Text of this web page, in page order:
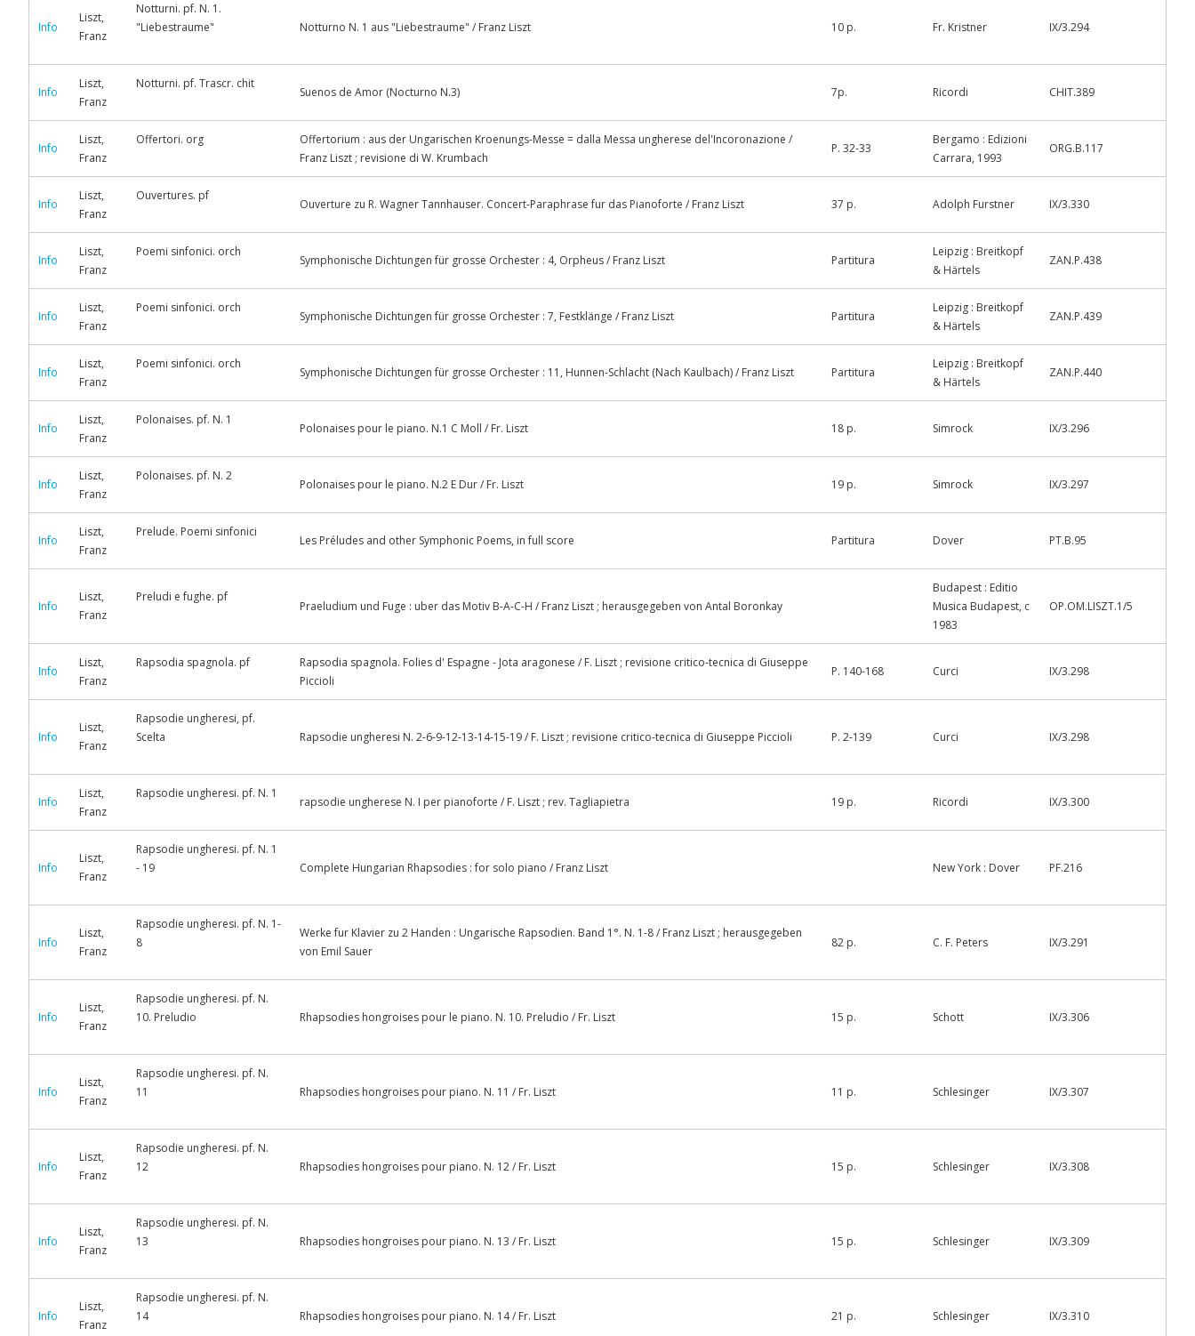
Info
Liszt,
Franz
Notturni. pf. N. 1.
"Liebestraume"
Notturno N. 1 aus "Liebestraume" / Franz Liszt 10 p. Fr. Kristner IX/3.294
Info
Liszt,
Franz
Notturni. pf. Trascr. chit
Suenos de Amor (Nocturno N.3) 7p. Ricordi CHIT.389
Info
Liszt,
Franz
Offertori. org
Offertorium : aus der Ungarischen Kroenungs-Messe = dalla Messa ungherese del'Incoronazione /
Franz Liszt ; revisione di W. Krumbach
P. 32-33
Bergamo : Edizioni
Carrara, 1993
ORG.B.117
Info
Liszt,
Franz
Ouvertures. pf
Ouverture zu R. Wagner Tannhauser. Concert-Paraphrase fur das Pianoforte / Franz Liszt 37 p. Adolph Furstner IX/3.330
Info
Liszt,
Franz
Poemi sinfonici. orch
Symphonische Dichtungen für grosse Orchester : 4, Orpheus / Franz Liszt Partitura
Leipzig : Breitkopf
& Härtels
ZAN.P.438
Info
Liszt,
Franz
Poemi sinfonici. orch
Symphonische Dichtungen für grosse Orchester : 7, Festklänge / Franz Liszt Partitura
Leipzig : Breitkopf
& Härtels
ZAN.P.439
Info
Liszt,
Franz
Poemi sinfonici. orch
Symphonische Dichtungen für grosse Orchester : 11, Hunnen-Schlacht (Nach Kaulbach) / Franz Liszt Partitura
Leipzig : Breitkopf
& Härtels
ZAN.P.440
Info
Liszt,
Franz
Polonaises. pf. N. 1
Polonaises pour le piano. N.1 C Moll / Fr. Liszt 18 p. Simrock IX/3.296
Info
Liszt,
Franz
Polonaises. pf. N. 2
Polonaises pour le piano. N.2 E Dur / Fr. Liszt 19 p. Simrock IX/3.297
Info
Liszt,
Franz
Prelude. Poemi sinfonici
Les Préludes and other Symphonic Poems, in full score Partitura Dover PT.B.95
Info
Liszt,
Franz
Preludi e fughe. pf
Praeludium und Fuge : uber das Motiv B-A-C-H / Franz Liszt ; herausgegeben von Antal Boronkay
Budapest : Editio
Musica Budapest, c
1983
OP.OM.LISZT.1/5
Info
Liszt,
Franz
Rapsodia spagnola. pf
Rapsodia spagnola. Folies d' Espagne - Jota aragonese / F. Liszt ; revisione critico-tecnica di Giuseppe
Piccioli
P. 140-168 Curci IX/3.298
Info
Liszt,
Franz
Rapsodie ungheresi, pf.
Scelta
Rapsodie ungheresi N. 2-6-9-12-13-14-15-19 / F. Liszt ; revisione critico-tecnica di Giuseppe Piccioli P. 2-139 Curci IX/3.298
Info
Liszt,
Franz
Rapsodie ungheresi. pf. N. 1
rapsodie ungherese N. I per pianoforte / F. Liszt ; rev. Tagliapietra 19 p. Ricordi IX/3.300
Info
Liszt,
Franz
Rapsodie ungheresi. pf. N. 1
- 19
Complete Hungarian Rhapsodies : for solo piano / Franz Liszt New York : Dover PF.216
Info
Liszt,
Franz
Rapsodie ungheresi. pf. N. 1-
8
Werke fur Klavier zu 2 Handen : Ungarische Rapsodien. Band 1°. N. 1-8 / Franz Liszt ; herausgegeben
von Emil Sauer
82 p. C. F. Peters IX/3.291
Info
Liszt,
Franz
Rapsodie ungheresi. pf. N.
10. Preludio
Rhapsodies hongroises pour le piano. N. 10. Preludio / Fr. Liszt 15 p. Schott IX/3.306
Info
Liszt,
Franz
Rapsodie ungheresi. pf. N.
11
Rhapsodies hongroises pour piano. N. 11 / Fr. Liszt 11 p. Schlesinger IX/3.307
Info
Liszt,
Franz
Rapsodie ungheresi. pf. N.
12
Rhapsodies hongroises pour piano. N. 12 / Fr. Liszt 15 p. Schlesinger IX/3.308
Info
Liszt,
Franz
Rapsodie ungheresi. pf. N.
13
Rhapsodies hongroises pour piano. N. 13 / Fr. Liszt 15 p. Schlesinger IX/3.309
Info
Liszt,
Franz
Rapsodie ungheresi. pf. N.
14
Rhapsodies hongroises pour piano. N. 14 / Fr. Liszt 21 p. Schlesinger IX/3.310